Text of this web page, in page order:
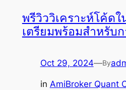
พรีวิววิเคราะห์โค้ดใ
เตรียมพร้อมสำหรับก
Oct 29, 2024—By
in AmiBroker Quant